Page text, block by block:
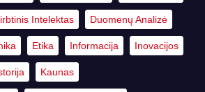
Intelektas Duomenų Analizė
Etika Informacija Inovacijos
Kaunas